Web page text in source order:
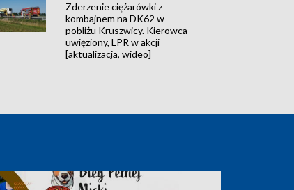
Zderzenie ciężarówki z
kombajnem na DK62 w
pobliżu Kruszwicy. Kierowca
uwięziony, LPR w akcji
[aktualizacja, wideo]